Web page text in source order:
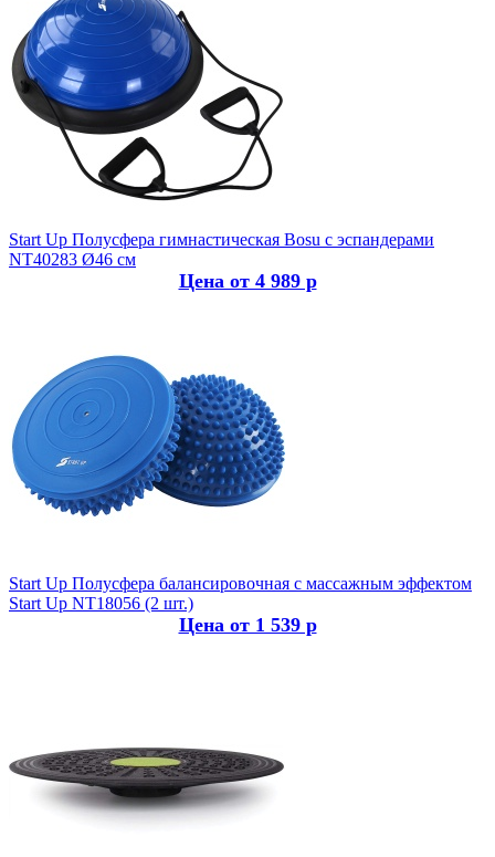
Start Up Полусфера гимнастическая Bosu с эспандерами
NT40283 Ø46 см
Цена от 4 989 р
Start Up Полусфера балансировочная с массажным эффектом
Start Up NT18056 (2 шт.)
Цена от 1 539 р